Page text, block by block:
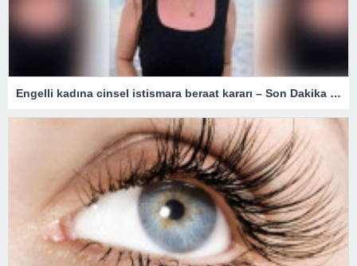
Engelli kadına cinsel istismara beraat kararı – Son Dakika Türkiye Haberleri